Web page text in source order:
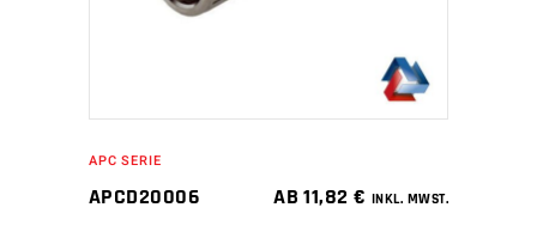
APC SERIE
APCD20006 AB11,82€ INKL. MWST.